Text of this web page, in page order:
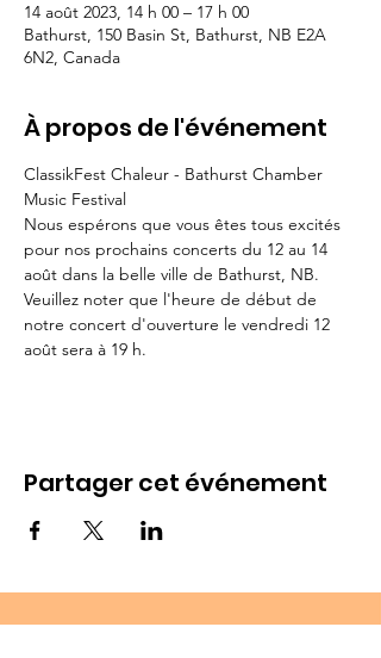
14 août 2023, 14 h 00 – 17 h 00
Bathurst, 150 Basin St, Bathurst, NB E2A
6N2, Canada
À propos de l'événement
ClassikFest Chaleur - Bathurst Chamber
Music Festival
Nous espérons que vous êtes tous excités
pour nos prochains concerts du 12 au 14
août dans la belle ville de Bathurst, NB.
Veuillez noter que l'heure de début de
notre concert d'ouverture le vendredi 12
août sera à 19 h.
Partager cet événement